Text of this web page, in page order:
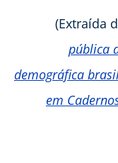
(Extraída
pública
demográfica
em